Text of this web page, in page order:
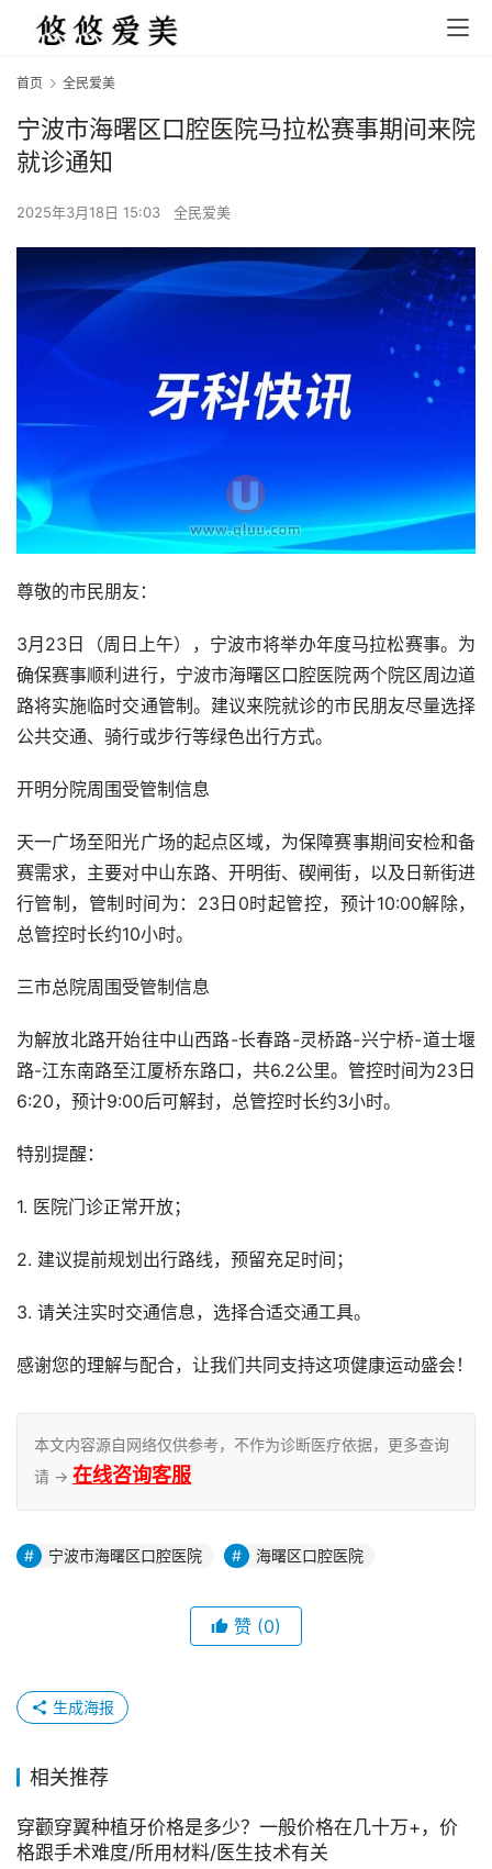
首页 全民爱美
宁波市海曙区口腔医院马拉松赛事期间来院
就诊通知
2025年3月18日 15:03 全民爱美
尊敬的市民朋友：
3月23日（周日上午），宁波市将举办年度马拉松赛事。为
确保赛事顺利进行，宁波市海曙区口腔医院两个院区周边道
路将实施临时交通管制。建议来院就诊的市民朋友尽量选择
公共交通、骑行或步行等绿色出行方式。
开明分院周围受管制信息
天一广场至阳光广场的起点区域，为保障赛事期间安检和备
赛需求，主要对中山东路、开明街、碶闸街，以及日新街进
行管制，管制时间为：23日0时起管控，预计10:00解除，
总管控时长约10小时。
三市总院周围受管制信息
为解放北路开始往中山西路-长春路-灵桥路-兴宁桥-道士堰
路-江东南路至江厦桥东路口，共6.2公里。管控时间为23日
6:20，预计9:00后可解封，总管控时长约3小时。
特别提醒：
1. 医院门诊正常开放；
2. 建议提前规划出行路线，预留充足时间；
3. 请关注实时交通信息，选择合适交通工具。
感谢您的理解与配合，让我们共同支持这项健康运动盛会！
本文内容源自网络仅供参考，不作为诊断医疗依据，更多查询
请 → 在线咨询客服
宁波市海曙区口腔医院 海曙区口腔医院
赞 (0)
生成海报
相关推荐
穿颧穿翼种植牙价格是多少？一般价格在几十万+，价
格跟手术难度/所用材料/医生技术有关